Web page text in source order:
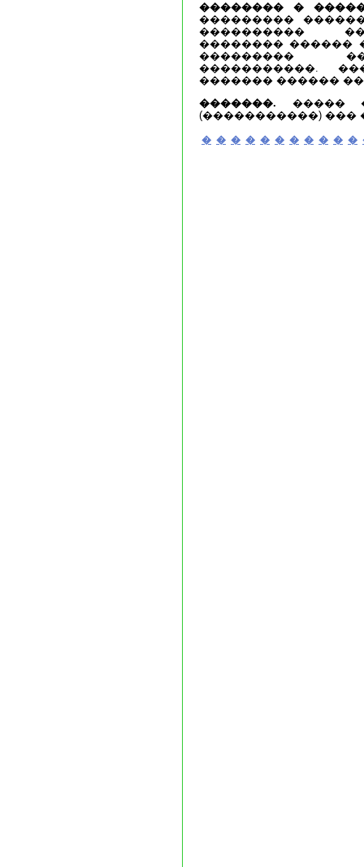
�������� �
���������
����������
�������� ������
���������
�����������.
������� ������
�������. �����
(�����������) ���
� � � � � � � � � � �